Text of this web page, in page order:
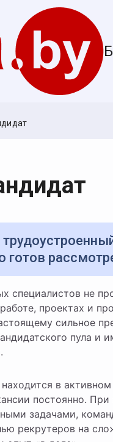
готов
проектах и
сильное
пула и
в
постоянно.
задачами,
рекрутеров на